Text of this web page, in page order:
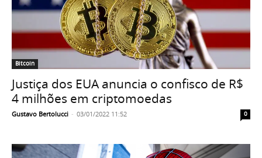
Bitcoin
Justiça dos EUA anuncia o confisco de R$
4 milhões em criptomoedas
Gustavo Bertolucci - 03/01/2022 11:52 0